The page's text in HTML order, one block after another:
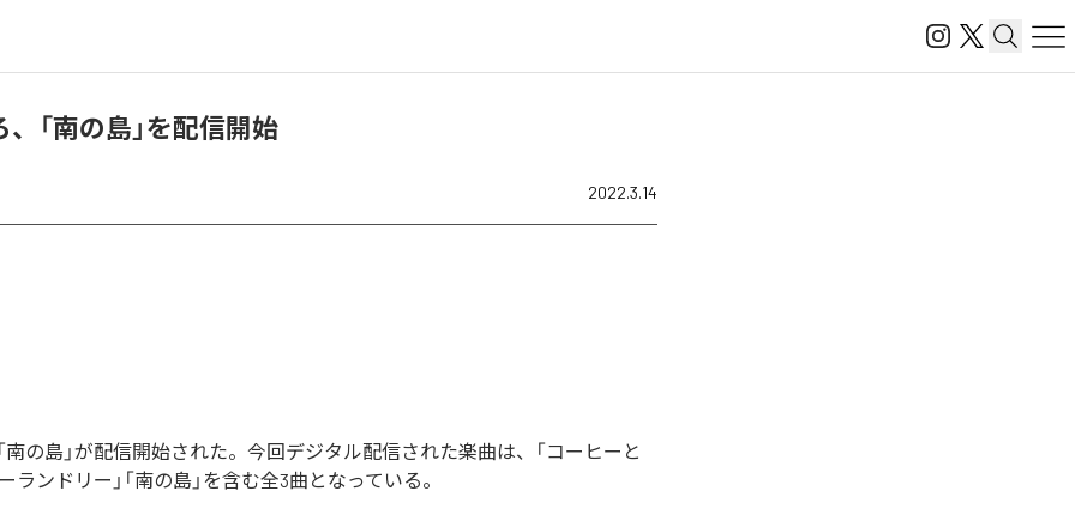
「南の島」を配信開始
2022.3.14
南の島」が配信開始された。今回デジタル配信された楽曲は、「コーヒーと
ランドリー」「南の島」を含む全3曲となっている。